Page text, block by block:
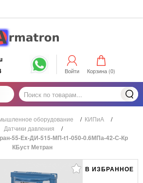
Войти Корзина (0)
оборудование / КИПиА
/
Датчики давления
/
55-Ex-ДИ-515-МП-t1-050-0.6МПа-42-С-Кр
КБуст Метран
В ИЗБРАННОЕ